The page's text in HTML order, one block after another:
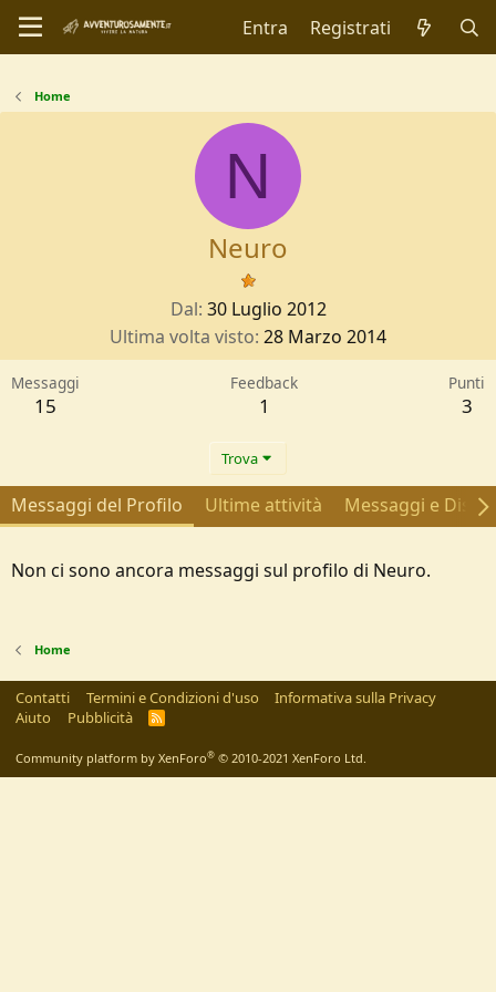
Entra Registrati
Home
N
Neuro
Dal 30 Luglio 2012
Ultima volta visto 28 Marzo 2014
Messaggi
15
Feedback
1
Punti
3
Trova
Messaggi del Profilo Ultime attività Messaggi e
Non ci sono ancora messaggi sul profilo di Neuro.
Home
Contatti Termini e Condizioni d'uso
Informativa sulla Privacy
Aiuto
Pubblicità
R
Community platform by XenForo® © 2010-2021 XenForo Ltd.